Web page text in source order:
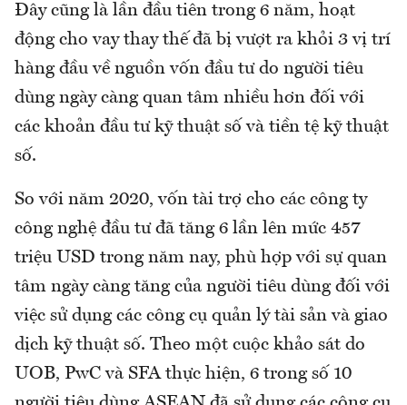
Đây cũng là lần đầu tiên trong 6 năm, hoạt
động cho vay thay thế đã bị vượt ra khỏi 3 vị trí
hàng đầu về nguồn vốn đầu tư do người tiêu
dùng ngày càng quan tâm nhiều hơn đối với
các khoản đầu tư kỹ thuật số và tiền tệ kỹ thuật
số.
So với năm 2020, vốn tài trợ cho các công ty
công nghệ đầu tư đã tăng 6 lần lên mức 457
triệu USD trong năm nay, phù hợp với sự quan
tâm ngày càng tăng của người tiêu dùng đối với
việc sử dụng các công cụ quản lý tài sản và giao
dịch kỹ thuật số. Theo một cuộc khảo sát do
UOB, PwC và SFA thực hiện, 6 trong số 10